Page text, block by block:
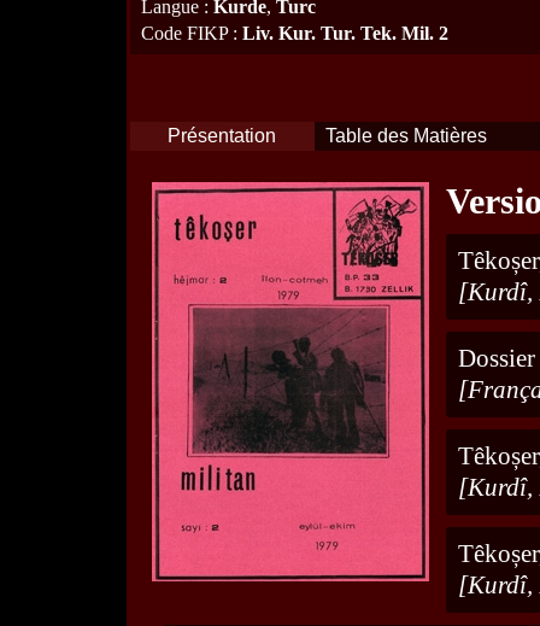
Langue : Kurde, Turc
Code FIKP: Liv. Kur. Tur. Tek. Mil. 2
Présentation Table des Matières
[Kurdî,
[Kurdî,
[Kurdî,